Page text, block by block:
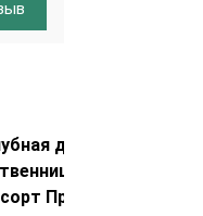
доска из
45х115х2000
Прима